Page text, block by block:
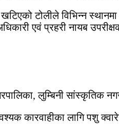
खटिएको टोलीले विभिन्न
एवं प्रहरी नायब
लुम्बिनी सांस्कृतिक
कारवाहीका लागि पशु